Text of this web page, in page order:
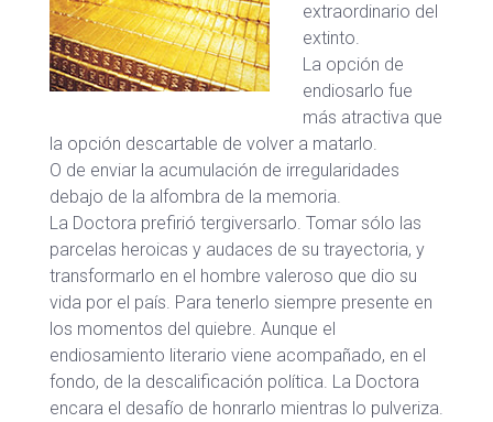
extraordinario del
extinto.
La opción de
endiosarlo fue
más atractiva que
la opción descartable de volver a matarlo.
O de enviar la acumulación de irregularidades
debajo de la alfombra de la memoria.
La Doctora prefirió tergiversarlo. Tomar sólo las
parcelas heroicas y audaces de su trayectoria, y
transformarlo en el hombre valeroso que dio su
vida por el país. Para tenerlo siempre presente en
los momentos del quiebre. Aunque el
endiosamiento literario viene acompañado, en el
fondo, de la descalificación política. La Doctora
encara el desafío de honrarlo mientras lo pulveriza.